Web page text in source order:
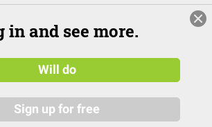
in and see more.
Will do
Sign up for free